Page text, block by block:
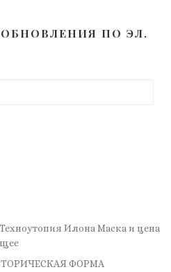
ПО ЭЛ.
Илона Маска и цена
ФОРМА